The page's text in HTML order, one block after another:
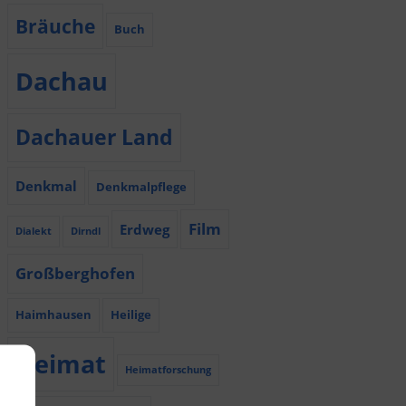
Bräuche Buch
Dachau
Dachauer Land
Denkmal Denkmalpflege
Dialekt Dirndl Erdweg Film
Großberghofen
Haimhausen Heilige
Heimat Heimatforschung